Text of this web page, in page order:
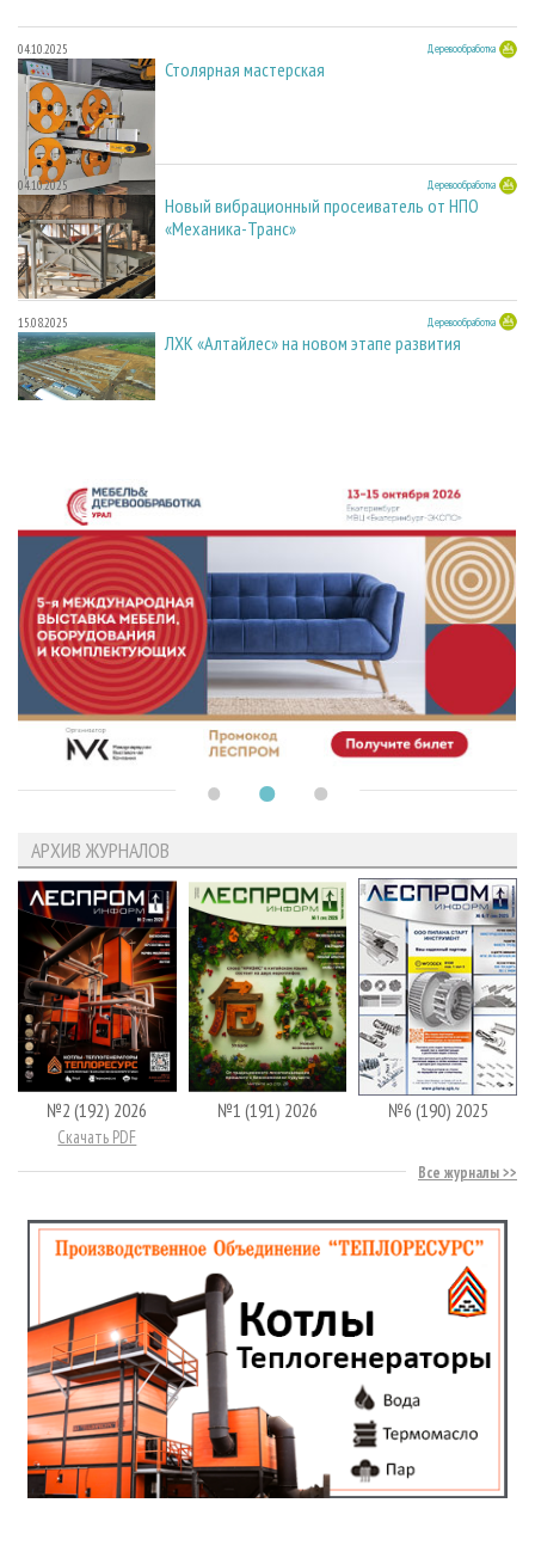
04.10.2025 Деревообработка
Столярная мастерская
04.10.2025 Деревообработка
Новый вибрационный просеиватель от НПО
«Механика-Транс»
15.08.2025 Деревообработка
ЛХК «Алтайлес» на новом этапе развития
АРХИВ ЖУРНАЛОВ
№2 (192) 2026
Скачать PDF
№1 (191) 2026 №6 (190) 2025
Все журналы